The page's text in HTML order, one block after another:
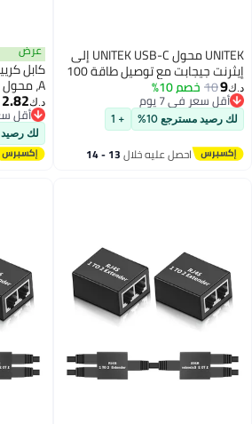
UNITEK محول UNITEK USB-C إلى
إيثرنت جيجابت مع توصيل طاقة 100
13 - 14
عرض
كابل كرييشن محول USB C إلى USB
A، محول USB C أنثى إلى USB ذكر
من CableCreation، محول USB إلى
USB C، USB 3.1 5Gbps محول USB
C إلى A أنثى لأجهزة الكمبيوتر
المحمولة، محول Logitech
StreamCam VR Link للشحن
د.ك‏ 2.82
أقل سعر في 7 يوم
أقل سعر في 7 يوم
لك رصيد مسترجع 10%
احصل عليه خلال 11 - 12